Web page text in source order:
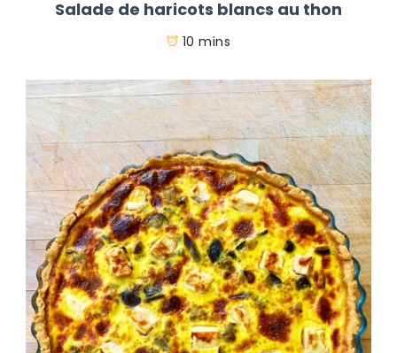
Salade de haricots blancs au thon
10 mins